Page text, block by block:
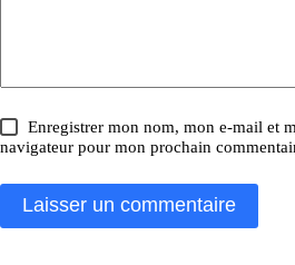
Enregistrer mon nom, mon e-mail et
navigateur pour mon prochain
Laisser un commentaire